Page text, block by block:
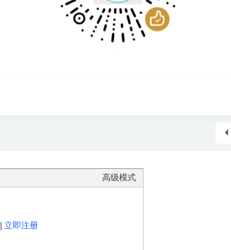
高级模式
立即注册